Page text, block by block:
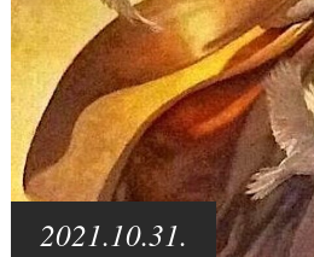
2021.10.31.